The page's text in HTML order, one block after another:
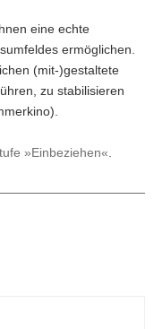
eine echte
ermöglichen.
(mit-)gestaltete
zu stabilisieren
»Einbeziehen«.